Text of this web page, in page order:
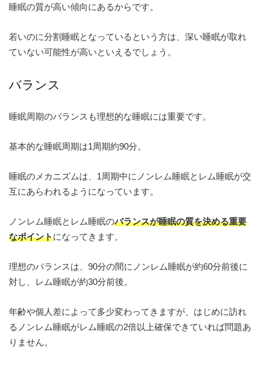
睡眠の質が高い傾向にあるからです。
若いのに分割睡眠となっているという方は、深い睡眠が取れ
ていない可能性が高いといえるでしょう。
バランス
睡眠周期のバランスも理想的な睡眠には重要です。
基本的な睡眠周期は1周期約90分。
睡眠のメカニズムは、1周期中にノンレム睡眠とレム睡眠が交
互にあらわれるようになっています。
ノンレム睡眠とレム睡眠のバランスが睡眠の質を決める重要
なポイントになってきます。
理想のバランスは、90分の間にノンレム睡眠が約60分前後に
対し、レム睡眠が約30分前後。
年齢や個人差によって多少変わってきますが、はじめに訪れ
るノンレム睡眠がレム睡眠の2倍以上確保できていれば問題あ
りません。